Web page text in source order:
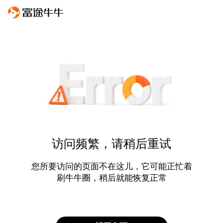
访问频繁，请稍后重试
您所要访问的页面不在这儿，它可能正忙着
刷牛牛圈，稍后就能恢复正常